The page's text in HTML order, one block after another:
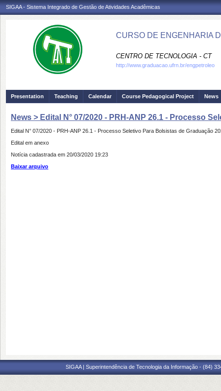
SIGAA - Sistema Integrado de Gestão de Atividades Acadêmicas
CURSO DE ENGENHARIA
CENTRO DE TECNOLOGIA - CT
http://www.graduacao.ufrn.br/engpetroleo
Presentation Teaching Calendar Course Pedagogical Project News
News > Edital N° 07/2020 - PRH-ANP 26.1 - Processo
Edital N° 07/2020 - PRH-ANP 26.1 - Processo Seletivo Para Bolsistas de Graduação
Edital em anexo
Notícia cadastrada em 20/03/2020 19:23
Baixar arquivo
SIGAA | Superintendência de Tecnologia da Informação - (84)